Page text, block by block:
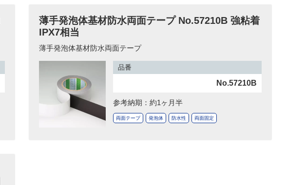
薄手発泡体基材防水両面テープ No.57210B 強粘着
IPX7相当
薄手発泡体基材防水両面テープ
品番
No.57210B
参考納期：約1ヶ月半
両面テープ 発泡体 防水性 両面固定